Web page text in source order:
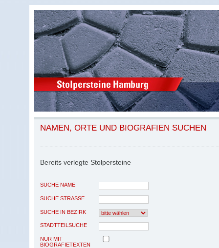
NAMEN, ORTE UND BIOGRAFIEN SUCHEN
Bereits verlegte Stolpersteine
SUCHE NAME
SUCHE STRASSE
SUCHE IN BEZIRK
STADTTEILSUCHE
NUR MIT
BIOGRAFIETEXTEN